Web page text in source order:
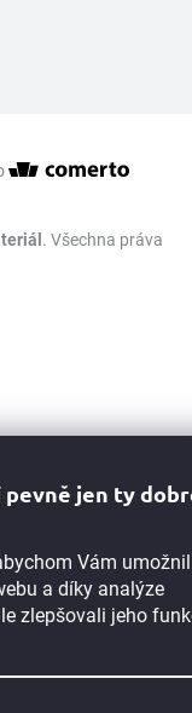
pevně jen ty
Vám
a díky analýze
zlepšovali jeho
. Všechna práva